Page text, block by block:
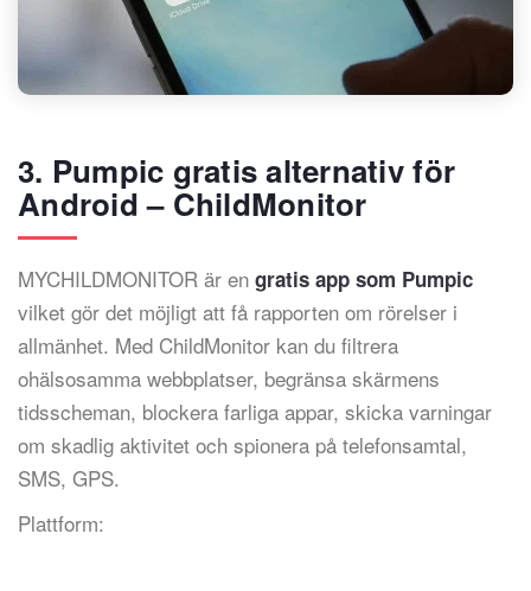
3. Pumpic gratis alternativ för
Android – ChildMonitor
MYCHILDMONITOR är en gratis app som Pumpic
vilket gör det möjligt att få rapporten om rörelser i
allmänhet. Med ChildMonitor kan du filtrera
ohälsosamma webbplatser, begränsa skärmens
tidsscheman, blockera farliga appar, skicka varningar
om skadlig aktivitet och spionera på telefonsamtal,
SMS, GPS.
Plattform: